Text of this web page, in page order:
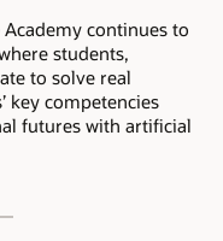
continues to
students,
to solve real
key competencies
futures with artificial